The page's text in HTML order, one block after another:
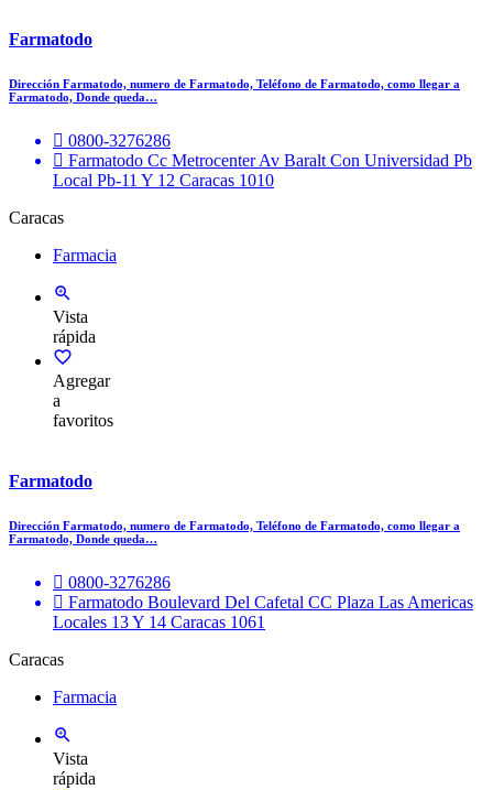
Farmatodo
Dirección Farmatodo, numero de Farmatodo, Teléfono de Farmatodo, como llegar a
Farmatodo, Donde queda…
0800-3276286
Farmatodo Cc Metrocenter Av Baralt Con Universidad Pb
Local Pb-11 Y 12 Caracas 1010
Caracas
Farmacia
Vista
rápida
Agregar
a
favoritos
Farmatodo
Dirección Farmatodo, numero de Farmatodo, Teléfono de Farmatodo, como llegar a
Farmatodo, Donde queda…
0800-3276286
Farmatodo Boulevard Del Cafetal CC Plaza Las Americas
Locales 13 Y 14 Caracas 1061
Caracas
Farmacia
Vista
rápida